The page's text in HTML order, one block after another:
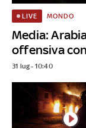
Media:
offensiva
LIVE MONDO
31 lug - 10:40